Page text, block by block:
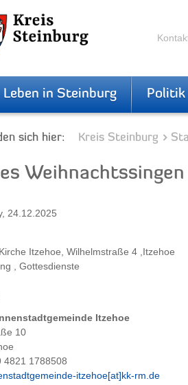
Leben in Steinburg Politik
sich hier: Kreis Steinburg
Weihnachtssingen
24.12.2025
Itzehoe, Wilhelmstraße 4 ,Itzehoe
, Gottesdienste
Itzehoe
10
4821 1788508
itzehoe[at]kk-rm.de